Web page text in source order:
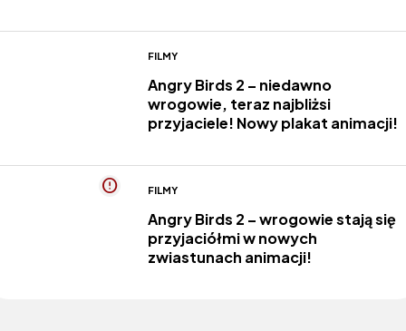
FILMY
Angry Birds 2 – niedawno
wrogowie, teraz najbliżsi
przyjaciele! Nowy plakat animacji!
FILMY
Angry Birds 2 – wrogowie stają się
przyjaciółmi w nowych
zwiastunach animacji!